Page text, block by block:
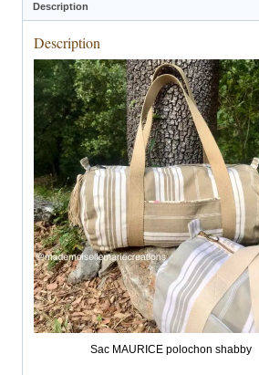
Description
Description
Sac MAURICE polochon shabby